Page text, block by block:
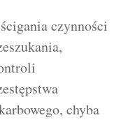
czynności
chyba